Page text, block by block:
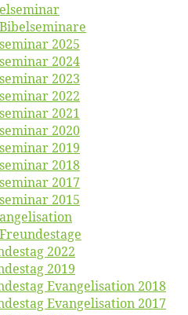
2025
2024
2023
2022
2021
2020
2019
2018
2017
2015
2022
2019
Evan­ge­li­sa­ti­on 2018
Evan­ge­li­sa­ti­on 2017